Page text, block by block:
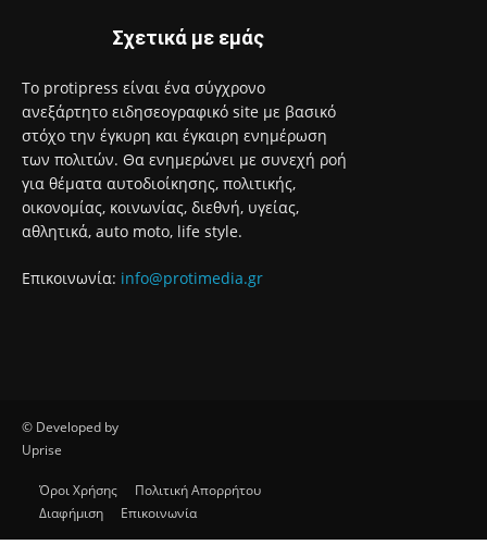
7 Αυγούστου 2026
Ολοκληρώθηκαν 325 αυτοψίες στις πληγείσες από τις
πυρκαγιές περιοχές
7 Αυγούστου 2026
95 ειδικότητες και 860 τμήματα στις Δημόσιες Σ.Α.Ε.Κ. για
το εκπαιδευτικό έτος 2026-2027
7 Αυγούστου 2026
Σχετικά με εμάς